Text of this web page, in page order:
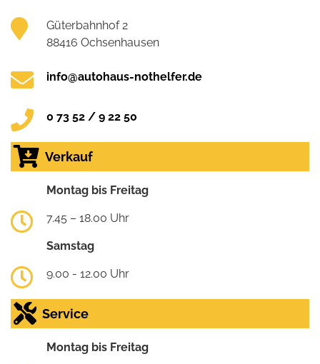
Güterbahnhof 2
88416 Ochsenhausen
info@autohaus-nothelfer.de
0 73 52 / 9 22 50
Verkauf
Montag bis Freitag
7.45 – 18.00 Uhr
Samstag
9.00 - 12.00 Uhr
Service
Montag bis Freitag